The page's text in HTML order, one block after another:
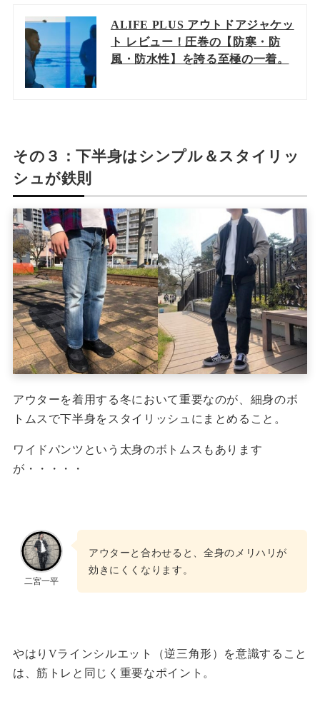
ALIFE PLUS アウトドアジャケッ
ト レビュー！圧巻の【防寒・防
風・防水性】を誇る至極の一着。
その３：下半身はシンプル＆スタイリッ
シュが鉄則
アウターを着用する冬において重要なのが、細身のボ
トムスで下半身をスタイリッシュにまとめること。
ワイドパンツという太身のボトムスもあります
が・・・・・
二宮一平
アウターと合わせると、全身のメリハリが
効きにくくなります。
やはりVラインシルエット（逆三角形）を意識すること
は、筋トレと同じく重要なポイント。